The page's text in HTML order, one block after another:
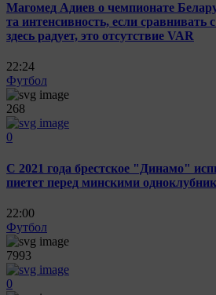
Магомед Адиев о чемпионате
та интенсивность, если
здесь радует, это отсутствие VAR
22:24
Футбол
268
0
C 2021 года брестское "Динамо"
пиетет перед минскими
22:00
Футбол
7993
0